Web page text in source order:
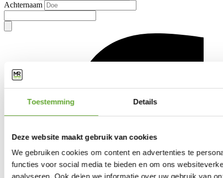
Toestemming Details
Deze website maakt gebruik van cookies
We gebruiken cookies om content en advertenties te
functies voor social media te bieden en om ons
analyseren. Ook delen we informatie over uw gebruik van
Achternaam